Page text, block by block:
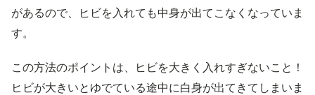
があるので、ヒビを入れても中身が出てこなくなっていま
す。
この方法のポイントは、ヒビを大きく入れすぎないこと！
ヒビが大きいとゆでている途中に白身が出てきてしまいま